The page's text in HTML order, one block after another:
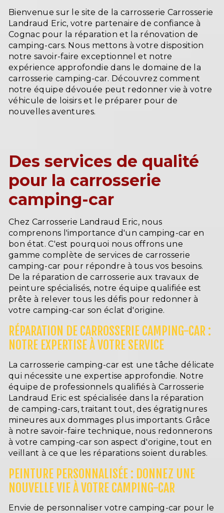
Bienvenue sur le site de la carrosserie Carrosserie
Landraud Eric, votre partenaire de confiance à
Cognac pour la réparation et la rénovation de
camping-cars. Nous mettons à votre disposition
notre savoir-faire exceptionnel et notre
expérience approfondie dans le domaine de la
carrosserie camping-car. Découvrez comment
notre équipe dévouée peut redonner vie à votre
véhicule de loisirs et le préparer pour de
nouvelles aventures.
Des services de qualité
pour la carrosserie
camping-car
Chez Carrosserie Landraud Eric, nous
comprenons l'importance d'un camping-car en
bon état. C'est pourquoi nous offrons une
gamme complète de services de carrosserie
camping-car pour répondre à tous vos besoins.
De la réparation de carrosserie aux travaux de
peinture spécialisés, notre équipe qualifiée est
prête à relever tous les défis pour redonner à
votre camping-car son éclat d'origine.
RÉPARATION DE CARROSSERIE CAMPING-CAR :
NOTRE EXPERTISE À VOTRE SERVICE
La carrosserie camping-car est une tâche délicate
qui nécessite une expertise approfondie. Notre
équipe de professionnels qualifiés à Carrosserie
Landraud Eric est spécialisée dans la réparation
de camping-cars, traitant tout, des égratignures
mineures aux dommages plus importants. Grâce
à notre savoir-faire technique, nous redonnerons
à votre camping-car son aspect d'origine, tout en
veillant à ce que les réparations soient durables.
PEINTURE PERSONNALISÉE : DONNEZ UNE
NOUVELLE VIE À VOTRE CAMPING-CAR
Envie de personnaliser votre camping-car pour le